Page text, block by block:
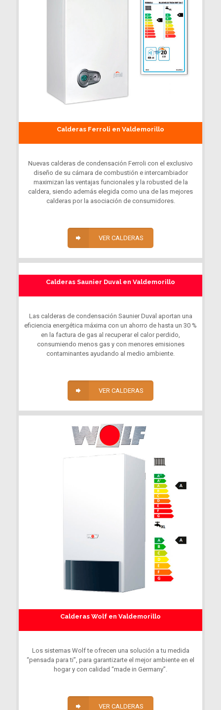
Calderas Ferroli en Valdemorillo
Nuevas calderas de condensación Ferroli con el exclusivo
diseño de su cámara de combustión e intercambiador
maximizan las ventajas funcionales y la robusted de la
caldera, siendo además elegida como una de las mejores
calderas por la asociación de consumidores.
VER CALDERAS
Calderas Saunier Duval en Valdemorillo
Las calderas de condensación Saunier Duval aportan una
eficiencia energética máxima con un ahorro de hasta un 30 %
en la factura de gas al recuperar el calor perdido,
consumiendo menos gas y con menores emisiones
contaminantes ayudando al medio ambiente.
VER CALDERAS
Calderas Wolf en Valdemorillo
Los sistemas Wolf te ofrecen una solución a tu medida
“pensada para ti”, para garantizarte el mejor ambiente en el
hogar y con calidad “made in Germany”.
VER CALDERAS